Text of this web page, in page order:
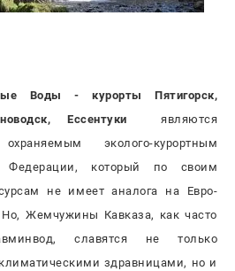
Воды - курорты Пятигорск,
Ессентуки являются
эколого-курортным
Федерации, который по своим
не имеет аналога на Евро-
Но, Жемчужины Кавказа, как часто
славятся не только
здравницами, но и